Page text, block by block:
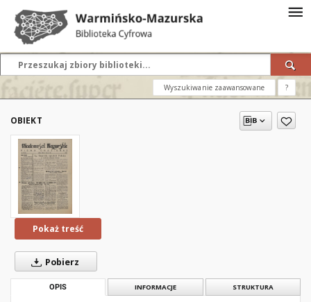
Wyszukiwanie zaawansowane ?
OBIEKT
Pokaż treść
Pobierz
OPIS INFORMACJE STRUKTURA